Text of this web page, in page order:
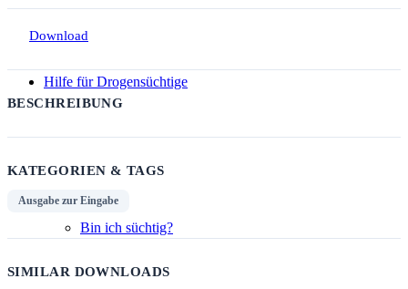
Hilfe für Drogensüchtige
Bin ich süchtig?
Download
BESCHREIBUNG
KATEGORIEN & TAGS
Ausgabe zur Eingabe
SIMILAR DOWNLOADS